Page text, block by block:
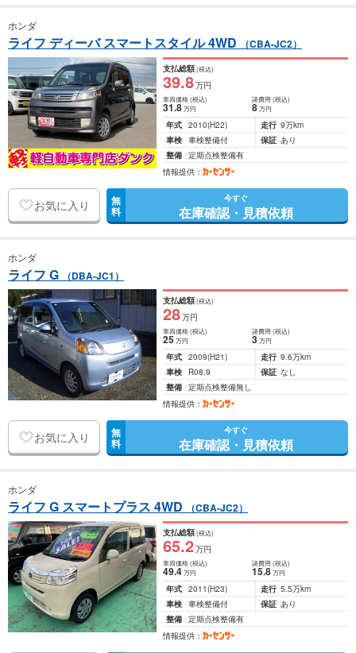
ホンダ
ライフ ディーバ スマートスタイル 4WD （CBA-JC2）
支払総額(税込)
39.8万円
車両価格(税込)
31.8万円
諸費用 (税込)
8 万円
年式 2010(H22) 走行 9万km
車検 車検整備付 保証 あり
整備 定期点検整備有
情報提供：
お気に入り 無
料
今すぐ
在庫確認・見積依頼
ホンダ
ライフ G （DBA-JC1）
支払総額(税込)
28万円
車両価格(税込)
25万円
諸費用 (税込)
3 万円
年式 2009(H21) 走行 9.6万km
車検
R08.9 保証 なし
整備 定期点検整備無し
情報提供：
お気に入り 無
料
今すぐ
在庫確認・見積依頼
ホンダ
ライフ G スマートプラス 4WD （CBA-JC2）
支払総額(税込)
65.2万円
車両価格(税込)
49.4万円
諸費用 (税込)
15.8 万円
年式 2011(H23) 走行 5.5万km
車検 車検整備付 保証 あり
整備 定期点検整備有
情報提供：